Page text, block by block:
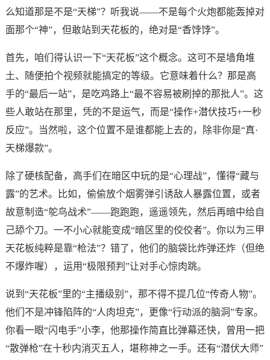
么知道那是不是“天梯”？听我说——不是每个火炮都能轰掉对
面那个“神”，但敢站到天花板的，绝对是“香饽饽”。
首先，咱们得认识一下“天花板”这个概念。这可不是墙角堆
土、随便拍个视频就能搞定的等级。它意味着什么？那是高
手的“最后一站”，是吃鸡路上“最不容易被刷掉的那批人”。这
些人敢站在那里，凭的不是运气，而是“操作+潜伏技巧+一秒
反应”。当然啦，这个位置不是谁都能上去的，除非你是“真·
天梯爆款”。
除了硬核配备，高手们在暗区中玩的是“心理战”，懂得“藏与
露”的艺术。比如，偷偷放个烟雾弹引诱敌人暴露位置，或者
故意制造“鸵鸟战术”——跑跑跑，遥遥领先，然后再暗中给自
己舔个刀。一不小心就能变成“暗区里的佼佼者”。你以为三甲
天花板纯粹是靠“枪法”？错了，他们的脑袋比炸弹还炸（但绝
不爆炸喔），运用“极限预判”让对手心惊肉跳。
说到“天花板”里的“主播级别”，那不得不提几位“传奇人物”。
他们不是冲锋陷阵的“人肉坦克”，更像“行动派的脑洞”专家。
你看一眼“闪电手”小李，他那操作简直比弹幕还快，曾用一把
“散弹枪”在十秒内消灭五人，堪称神之一手。还有“潜伏大师”